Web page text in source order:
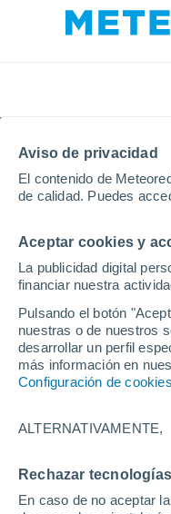
Aviso de privacidad
El contenido de
de calidad. Puedes
Aceptar cookies y
La publicidad digital
financiar nuestra
Pulsando el botón
nuestras o de nuestros
desarrollar un perfil
más información en
Configuración de cookies
ALTERNATIVAMENTE,
Rechazar
En caso de no aceptar
sin
El
jamás